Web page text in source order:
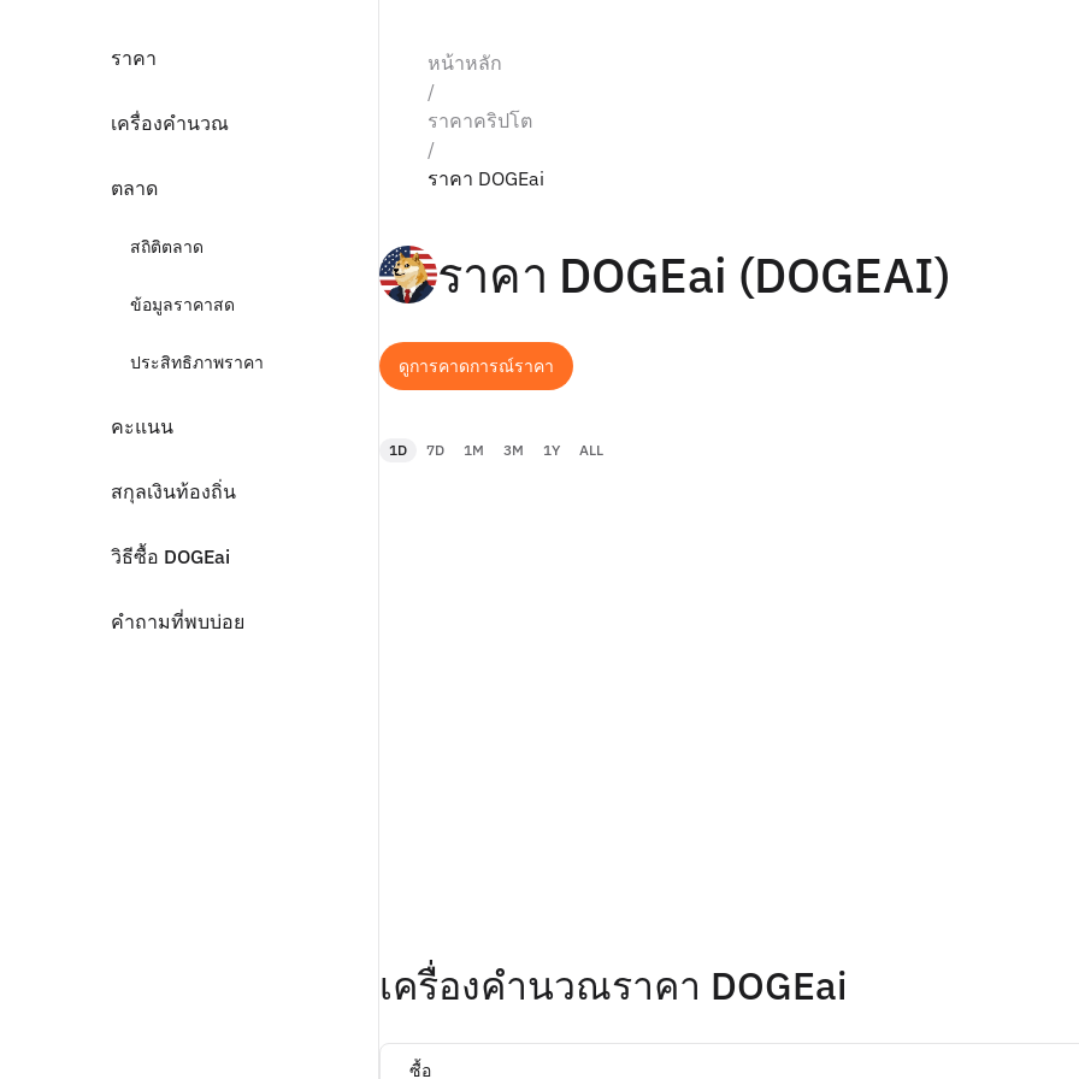
ราคา
เครื่องคำนวณ
ตลาด
สถิติตลาด
ข้อมูลราคาสด
ประสิทธิภาพราคา
คะแนน
สกุลเงินท้องถิ่น
วิธีซื้อ DOGEai
คำถามที่พบบ่อย
หน้าหลัก
/
ราคาคริปโต
/
ราคา DOGEai
ราคา DOGEai (DOGEAI)
ดูการคาดการณ์ราคา
1D 7D 1M 3M 1Y ALL
เครื่องคำนวณราคา DOGEai
ซื้อ